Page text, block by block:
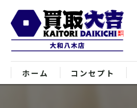
ホーム コンセプト